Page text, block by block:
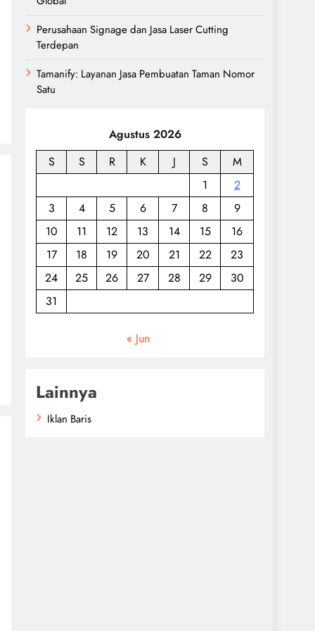
Perusahaan Signage dan Jasa Laser Cutting
Terdepan
Tamanify: Layanan Jasa Pembuatan Taman Nomor
Satu
Agustus 2026
S
S R K J S
M
1
2
3
4 5 6 7 8
9
10
11 12 13 14 15
16
17
18 19 20 21 22
23
24
25 26 27 28 29
30
31
« Jun
Lainnya
Iklan Baris